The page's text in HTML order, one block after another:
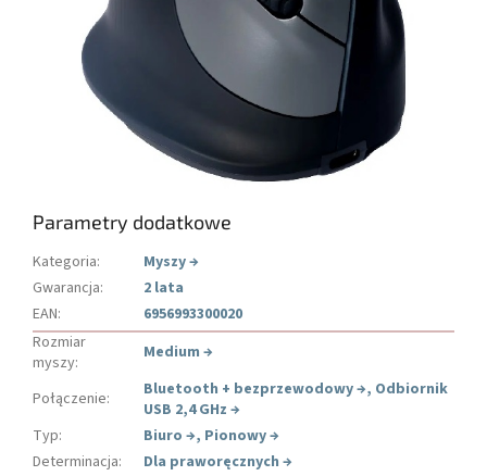
Parametry dodatkowe
Kategoria: Myszy→
Gwarancja:
2 lata
EAN:
6956993300020
Rozmiar
myszy: Medium →
Połączenie: Bluetooth + bezprzewodowy→, Odbiornik
USB 2,4 GHz →
Typ: Biuro →, Pionowy→
Determinacja: Dla praworęcznych →